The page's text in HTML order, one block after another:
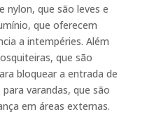
nylon, que são leves e
que oferecem
a intempéries. Além
que são
bloquear a entrada de
varandas, que são
em áreas externas.